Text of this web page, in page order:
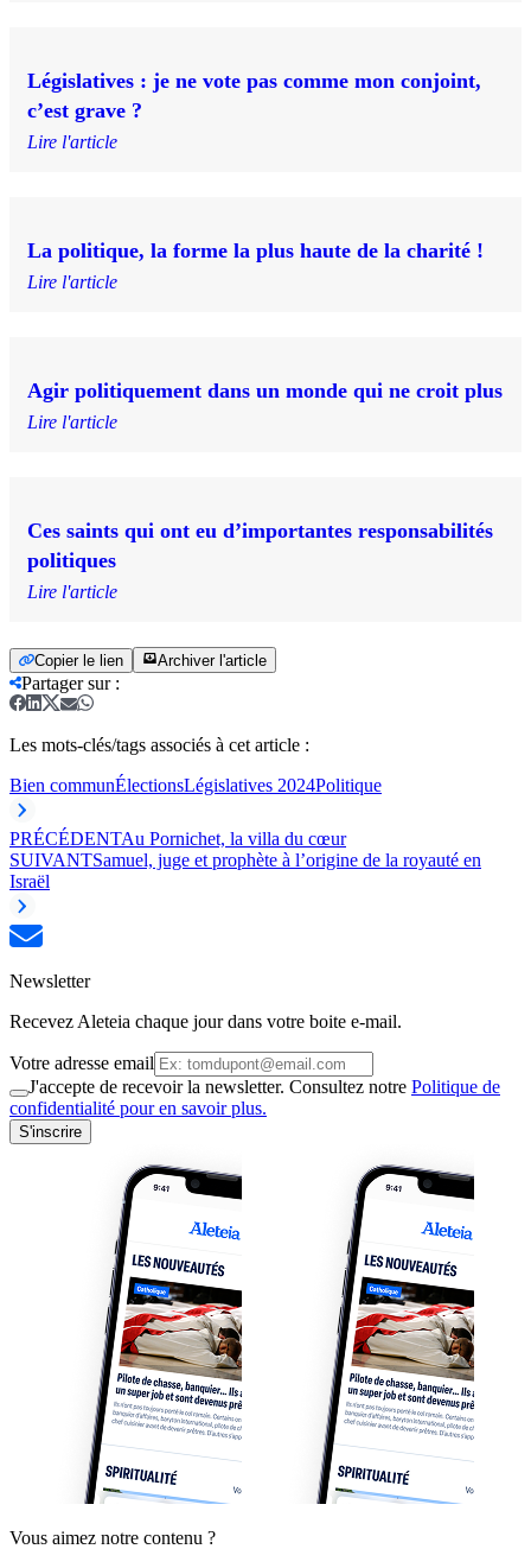
Législatives : je ne vote pas comme mon conjoint,
c’est grave ?
Lire l'article
La politique, la forme la plus haute de la charité !
Lire l'article
Agir politiquement dans un monde qui ne croit plus
Lire l'article
Ces saints qui ont eu d’importantes responsabilités
politiques
Lire l'article
Copier le lien Archiver l'article
Partager sur:
Les mots-clés/tags associés à cet article :
Bien communÉlectionsLégislatives 2024Politique
PRÉCÉDENTAu Pornichet, la villa du cœur
SUIVANTSamuel, juge et prophète à l’origine de la royauté en
Israël
Newsletter
Recevez Aleteia chaque jour dans votre boite e-mail.
Votre adresse email
J'accepte de recevoir la newsletter. Consultez notre Politique de
confidentialité pour en savoir plus.
S'inscrire
Vous aimez notre contenu ?